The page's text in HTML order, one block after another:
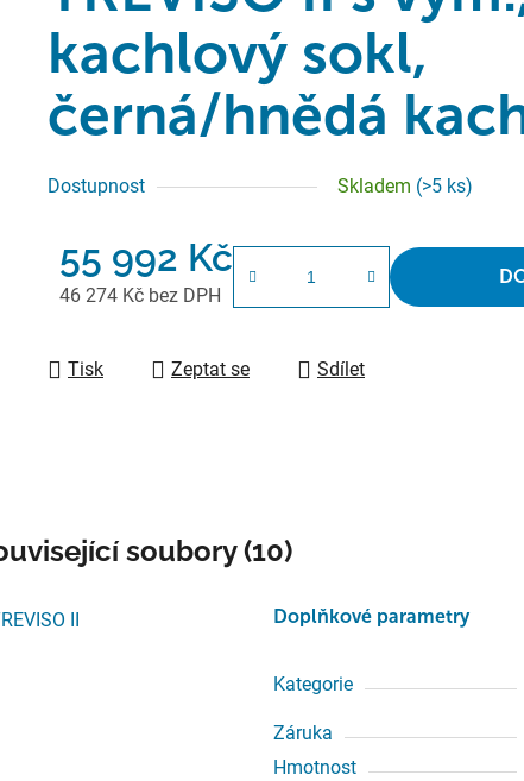
kachlový sokl,
černá/hnědá
Dostupnost Skladem (>5 ks)
55 992 Kč
46 274 Kč bez DPH
Tisk Zeptat se Sdílet
soubory (10)
II Doplňkové parametry
Kategorie
Záruka
Hmotnost